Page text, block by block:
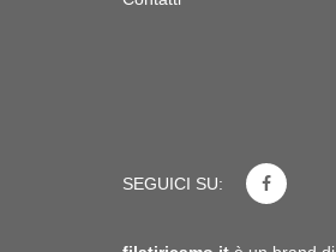
SEGUICI SU: